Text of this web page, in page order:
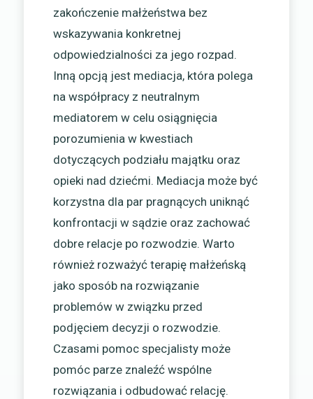
zakończenie małżeństwa bez
wskazywania konkretnej
odpowiedzialności za jego rozpad.
Inną opcją jest mediacja, która polega
na współpracy z neutralnym
mediatorem w celu osiągnięcia
porozumienia w kwestiach
dotyczących podziału majątku oraz
opieki nad dziećmi. Mediacja może być
korzystna dla par pragnących uniknąć
konfrontacji w sądzie oraz zachować
dobre relacje po rozwodzie. Warto
również rozważyć terapię małżeńską
jako sposób na rozwiązanie
problemów w związku przed
podjęciem decyzji o rozwodzie.
Czasami pomoc specjalisty może
pomóc parze znaleźć wspólne
rozwiązania i odbudować relację.